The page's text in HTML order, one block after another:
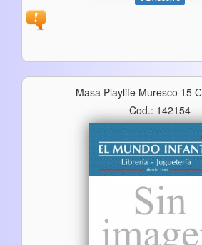
Masa Playlife Muresco 15
Cod.: 142154